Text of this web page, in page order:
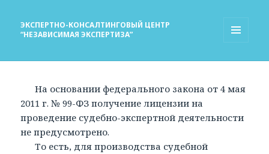
ЭКСПЕРТНО-КОНСАЛТИНГОВЫЙ ЦЕНТР
“НЕЗАВИСИМАЯ ЭКСПЕРТИЗА”
На основании федерального закона от 4 мая
2011 г. № 99-ФЗ получение лицензии на
проведение судебно-экспертной деятельности
не предусмотрено.
То есть, для производства судебной